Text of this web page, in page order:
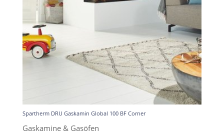
Spartherm DRU Gaskamin Global 100 BF Corner
Gaskamine & Gasöfen